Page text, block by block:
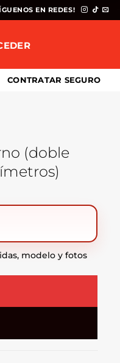
EN REDES!
CONTRATAR SEGURO
(doble
modelo y fotos